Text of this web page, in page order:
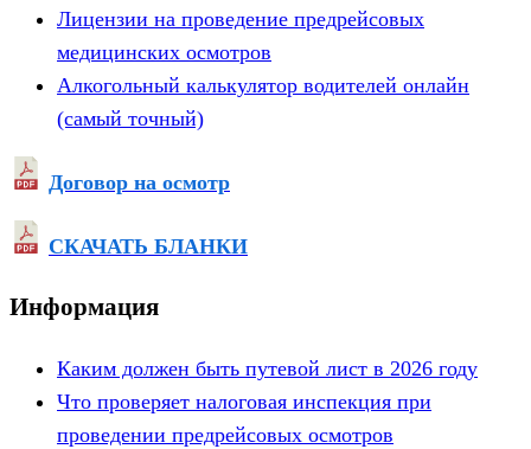
Лицензии на проведение предрейсовых
медицинских осмотров
Алкогольный калькулятор водителей онлайн
(самый точный)
Договор на осмотр
СКАЧАТЬ БЛАНКИ
Информация
Каким должен быть путевой лист в 2026 году
Что проверяет налоговая инспекция при
проведении предрейсовых осмотров